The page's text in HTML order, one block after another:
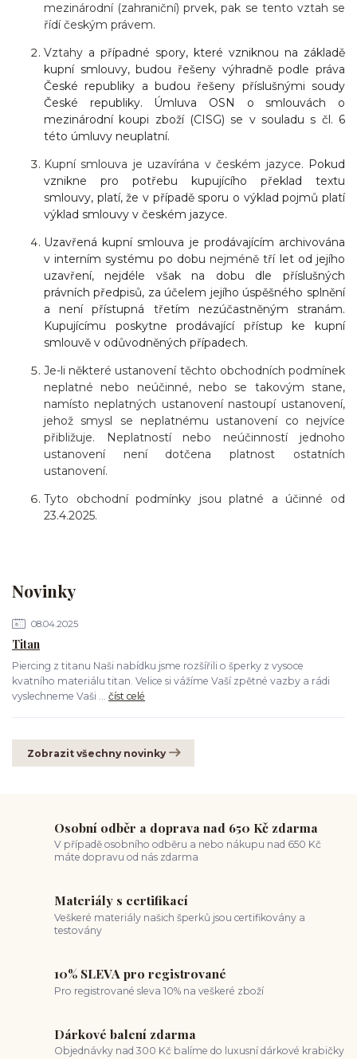
Novinky
08.04.2025
Titan
Piercing z titanu Naši nabídku jsme rozšířili o šperky z vysoce
kvatního materiálu titan. Velice si vážíme Vaší zpětné vazby a rádi
vyslechneme Vaši ... číst celé
Zobrazit všechny novinky
mezinárodní (zahraniční) prvek, pak se tento vztah se
řídí českým právem.
Vztahy a případné spory, které vzniknou na základě
kupní smlouvy, budou řešeny výhradně podle práva
České republiky a budou řešeny příslušnými soudy
České republiky. Úmluva OSN o smlouvách o
mezinárodní koupi zboží (CISG) se v souladu s čl. 6
této úmluvy neuplatní.
Kupní smlouva je uzavírána v českém jazyce. Pokud
vznikne pro potřebu kupujícího překlad textu
smlouvy, platí, že v případě sporu o výklad pojmů platí
výklad smlouvy v českém jazyce.
Uzavřená kupní smlouva je prodávajícím archivována
v interním systému po dobu nejméně tří let od jejího
uzavření, nejdéle však na dobu dle příslušných
právních předpisů, za účelem jejího úspěšného splnění
a není přístupná třetím nezúčastněným stranám.
Kupujícímu poskytne prodávající přístup ke kupní
smlouvě v odůvodněných případech.
Je-li některé ustanovení těchto obchodních podmínek
neplatné nebo neúčinné, nebo se takovým stane,
namísto neplatných ustanovení nastoupí ustanovení,
jehož smysl se neplatnému ustanovení co nejvíce
přibližuje. Neplatností nebo neúčinností jednoho
ustanovení není dotčena platnost ostatních
ustanovení.
Tyto obchodní podmínky jsou platné a účinné od
23.4.2025.
Osobní odběr a doprava nad 650 Kč zdarma
V případě osobního odběru a nebo nákupu nad 650 Kč
máte dopravu od nás zdarma
Materiály s certifikací
Veškeré materiály našich šperků jsou certifikovány a
testovány
10% SLEVA pro registrované
Pro registrované sleva 10% na veškeré zboží
Dárkové balení zdarma
Objednávky nad 300 Kč balíme do luxusní dárkové krabičky